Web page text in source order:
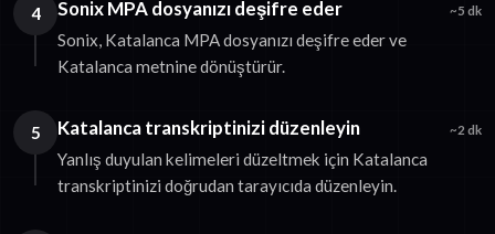
4 Sonix MPA dosyanızı deşifre eder ~5 dk
Sonix, Katalanca MPA dosyanızı deşifre eder ve
Katalanca metnine dönüştürür.
5 Katalanca transkriptinizi düzenleyin ~2 dk
Yanlış duyulan kelimeleri düzeltmek için Katalanca
transkriptinizi doğrudan tarayıcıda düzenleyin.